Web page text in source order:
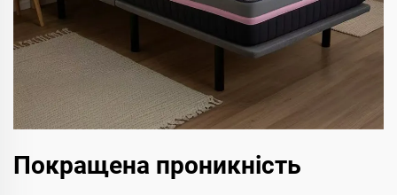
Покращена проникність